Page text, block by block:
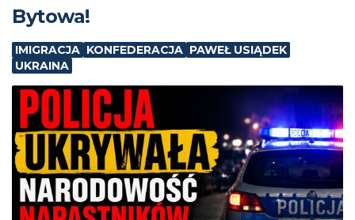
Bytowa!
IMIGRACJA KONFEDERACJA PAWEŁ USIĄDEK
UKRAINA